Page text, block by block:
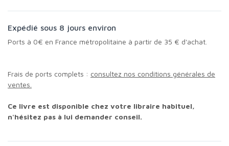
Expédié sous 8 jours environ
Ports à 0€ en France métropolitaine à partir de 35 € d'achat.
Frais de ports complets : consultez nos conditions générales de
ventes.
Ce livre est disponible chez votre libraire habituel,
n'hésitez pas à lui demander conseil.